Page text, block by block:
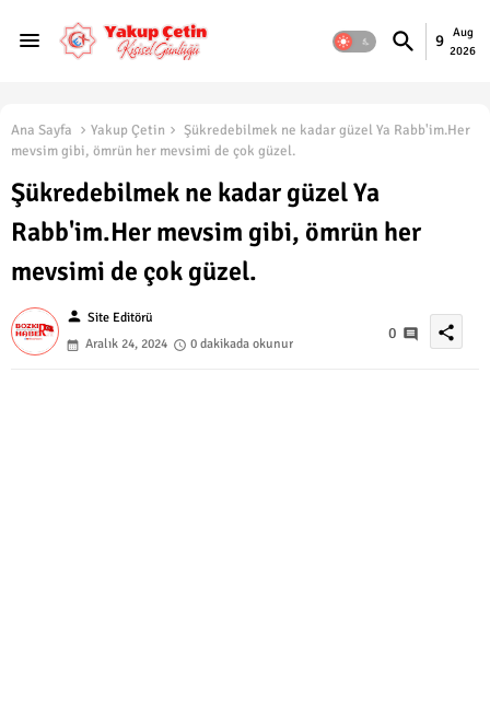
9
Aug
2026
Ana Sayfa Yakup Çetin
Şükredebilmek ne kadar güzel Ya Rabb'im.Her
mevsim gibi, ömrün her mevsimi de çok güzel.
Şükredebilmek ne kadar güzel Ya
Rabb'im.Her mevsim gibi, ömrün her
mevsimi de çok güzel.
person Site Editörü
Aralık 24, 2024
0 dakikada okunur
0 share